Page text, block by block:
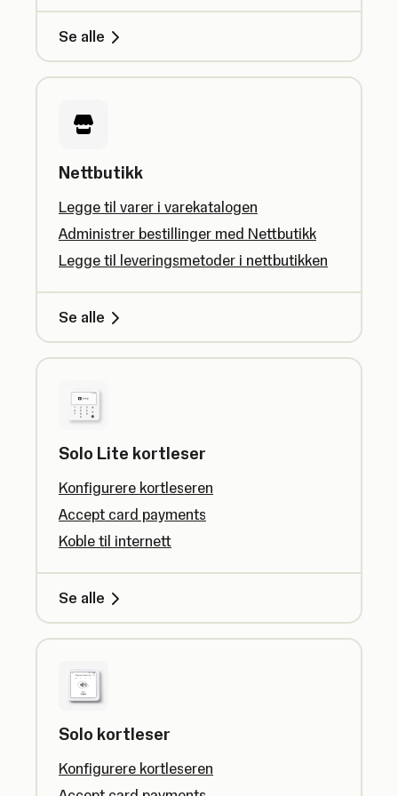
Se alle
Nettbutikk
Legge til varer i varekatalogen
Administrer bestillinger med Nettbutikk
Legge til leveringsmetoder i nettbutikken
Se alle
Solo Lite kortleser
Konfigurere kortleseren
Accept card payments
Koble til internett
Se alle
Solo kortleser
Konfigurere kortleseren